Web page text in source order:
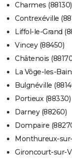
Charmes (88130)
Contrexéville
Liffol-le-Grand
Vincey (88450)
Châtenois
La Vôge-les-
Bulgnéville
Portieux (88330)
Darney (88260)
Dompaire
Monthureux-
Gironcourt-sur-